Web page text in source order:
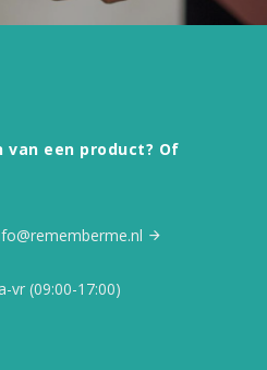
van een product? Of
vr (09:00-17:00)